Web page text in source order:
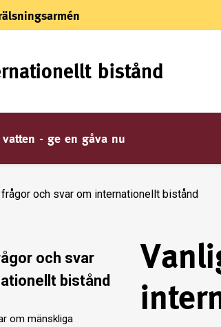
bistånd
- ge en gåva nu
och svar om internationellt bistånd
och svar
bistånd
om mänskliga